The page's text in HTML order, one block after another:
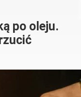
po oleju.